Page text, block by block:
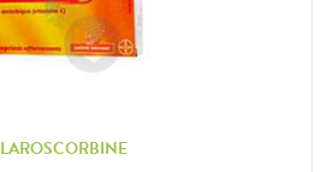
LAROSCORBINE